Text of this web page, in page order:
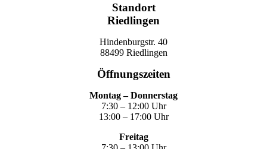
Standort
Riedlingen
Hindenburgstr. 40
88499 Riedlingen
Öffnungszeiten
Montag – Donnerstag
7:30 – 12:00 Uhr
13:00 – 17:00 Uhr
Freitag